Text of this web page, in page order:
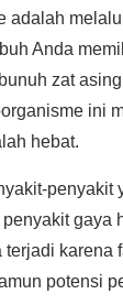
adalah
Anda
zat
ini
hebat.
penyakit
gaya
karena
potensi